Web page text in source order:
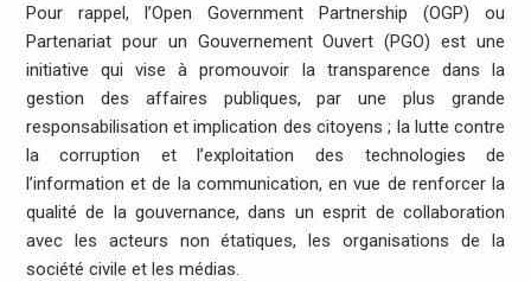
Pour rappel, l’Open Government Partnership (OGP) ou
Partenariat pour un Gouvernement Ouvert (PGO) est une
initiative qui vise à promouvoir la transparence dans la
gestion des affaires publiques, par une plus grande
responsabilisation et implication des citoyens ; la lutte contre
la corruption et l’exploitation des technologies de
l’information et de la communication, en vue de renforcer la
qualité de la gouvernance, dans un esprit de collaboration
avec les acteurs non étatiques, les organisations de la
société civile et les médias.